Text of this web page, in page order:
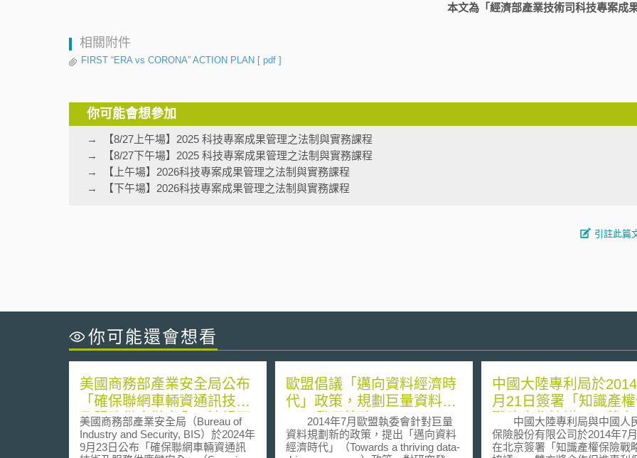
本文為「經濟部產業技術司科技專案成果
相關附件
FIRST “ERA vs CORONA” ACTION PLAN [ pdf ]
你可能會想參加
【8/27上午場】2025 科技專案成果管理之法制與實務課程
【8/27下午場】2025 科技專案成果管理之法制與實務課程
【上午場】2026科技專案成果管理之法制與實務課程
【下午場】2026科技專案成果管理之法制與實務課程
引註此篇
你可能還會想看
美國商務部產業安全局公布
「確保聯網車輛資通訊技術
及服務供應鏈安全」法規預
告
美國商務部產業安全局（Bureau of
Industry and Security, BIS）於2024年
9月23日公布「確保聯網車輛資通訊
歐盟倡議「邁向資料經濟時
代」政策，規劃巨量資料Big
Data發展策略
2014年7月歐盟執委會針對巨量
資料規劃新的政策，提出「邁向資料
經濟時代」（Towards a thriving data-
中國大陸專利局於
月21日簽署「知識產
戰略合作協議」，落
驅動發展戰略
中國大陸專利局與中國人
保險股份有限公司於2014年7
在北京簽署「知識產權保險戰